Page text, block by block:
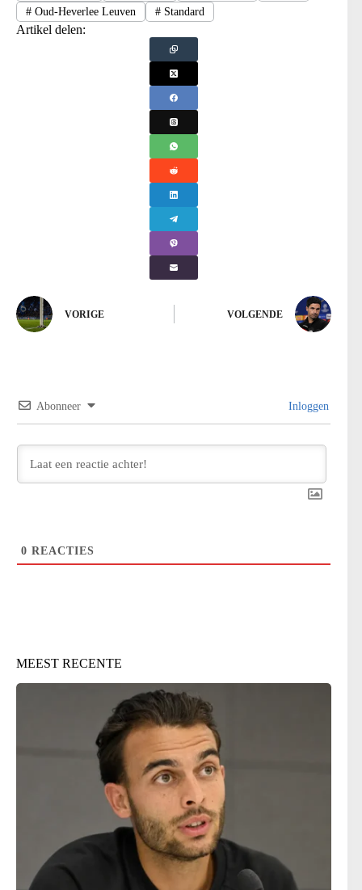
#Oud-Heverlee Leuven #Standard
Artikel delen:
VORIGE VOLGENDE
Abonneer Inloggen
0 REACTIES
MEEST RECENTE